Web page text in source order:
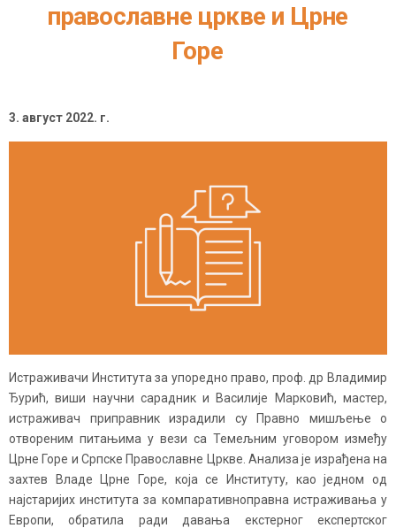
православне цркве и Црне
Горе
3. август 2022. г.
Истраживачи Института за упоредно право, проф. др Владимир
Ђурић, виши научни сарадник и Василије Марковић, мастер,
истраживач приправник израдили су Правно мишљење о
отвореним питањима у вези са Темељним уговором између
Црне Горе и Српске Православне Цркве. Анализа је израђена на
захтев Владе Црне Горе, која се Институту, као једном од
најстаријих института за компаративноправна истраживања у
Европи, обратила ради давања екстерног експертског